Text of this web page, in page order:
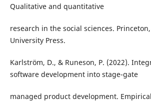
Qualitative and quantitative
research in the social sciences.
University Press.
Karlström, D., & Runeson, P. (2022).
software development into stage-gate
managed product development.